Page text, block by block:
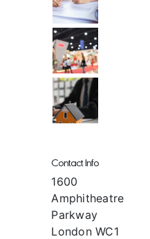
Contact Info
1600
Amphitheatre
Parkway
London WC1